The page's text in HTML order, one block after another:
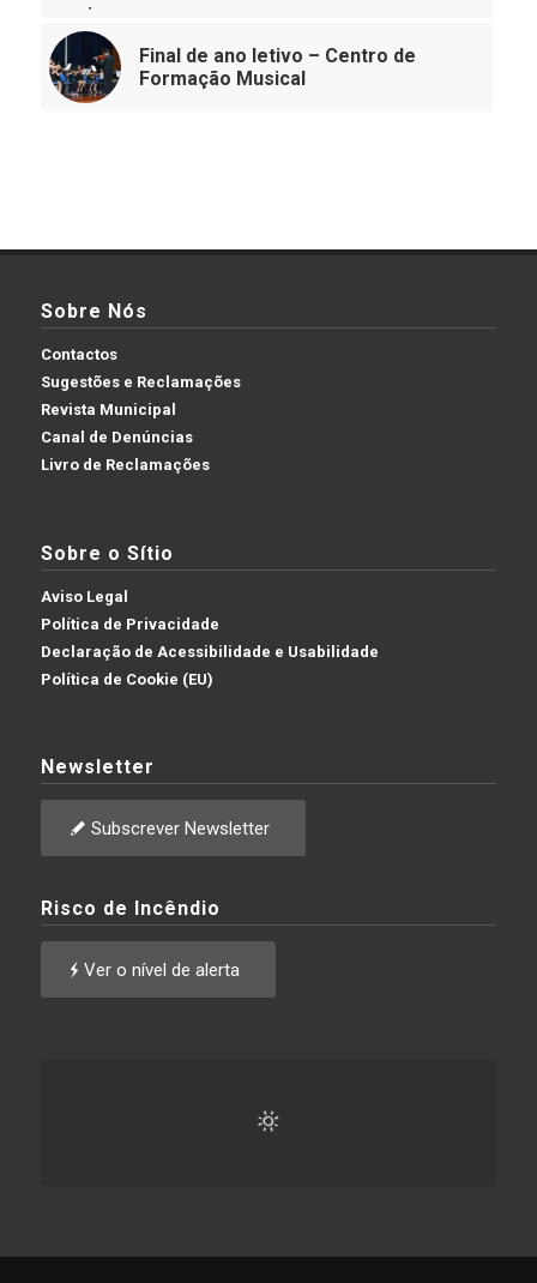
Final de ano letivo – Centro de
Formação Musical
Sobre Nós
Contactos
Sugestões e Reclamações
Revista Municipal
Canal de Denúncias
Livro de Reclamações
Sobre o Sítio
Aviso Legal
Política de Privacidade
Declaração de Acessibilidade e Usabilidade
Política de Cookie (EU)
Newsletter
Subscrever Newsletter
Risco de Incêndio
Ver o nível de alerta